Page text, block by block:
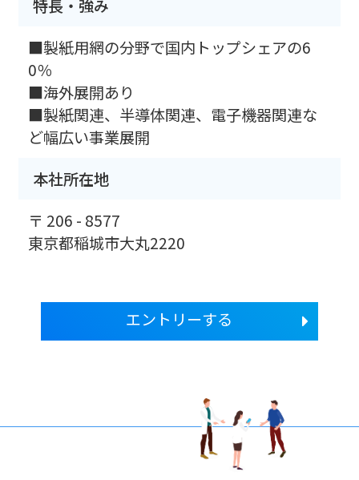
特長・強み
■製紙用網の分野で国内トップシェアの6
0％
■海外展開あり
■製紙関連、半導体関連、電子機器関連な
ど幅広い事業展開
本社所在地
〒 206 - 8577
東京都稲城市大丸2220
エントリーする